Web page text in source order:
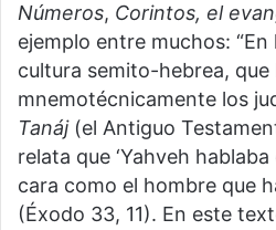
Números, Corintos, el
ejemplo entre muchos:
cultura semito-hebrea,
mnemotécnicamente los
Tanáj(el Antiguo
relata que ‘Yahveh
cara como el hombre que
(Éxodo 33, 11). En este